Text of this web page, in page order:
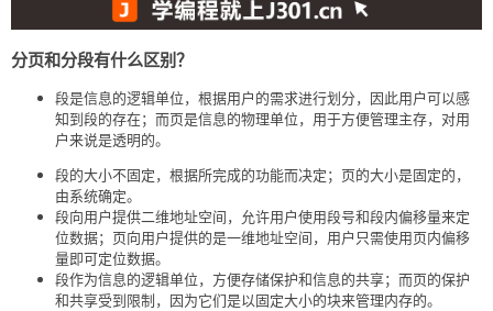
分页和分段有什么区别？
段是信息的逻辑单位，根据用户的需求进行划分，因此用户可以感
知到段的存在；而页是信息的物理单位，用于方便管理主存，对用
户来说是透明的。
段的大小不固定，根据所完成的功能而决定；页的大小是固定的，
由系统确定。
段向用户提供二维地址空间，允许用户使用段号和段内偏移量来定
位数据；页向用户提供的是一维地址空间，用户只需使用页内偏移
量即可定位数据。
段作为信息的逻辑单位，方便存储保护和信息的共享；而页的保护
和共享受到限制，因为它们是以固定大小的块来管理内存的。